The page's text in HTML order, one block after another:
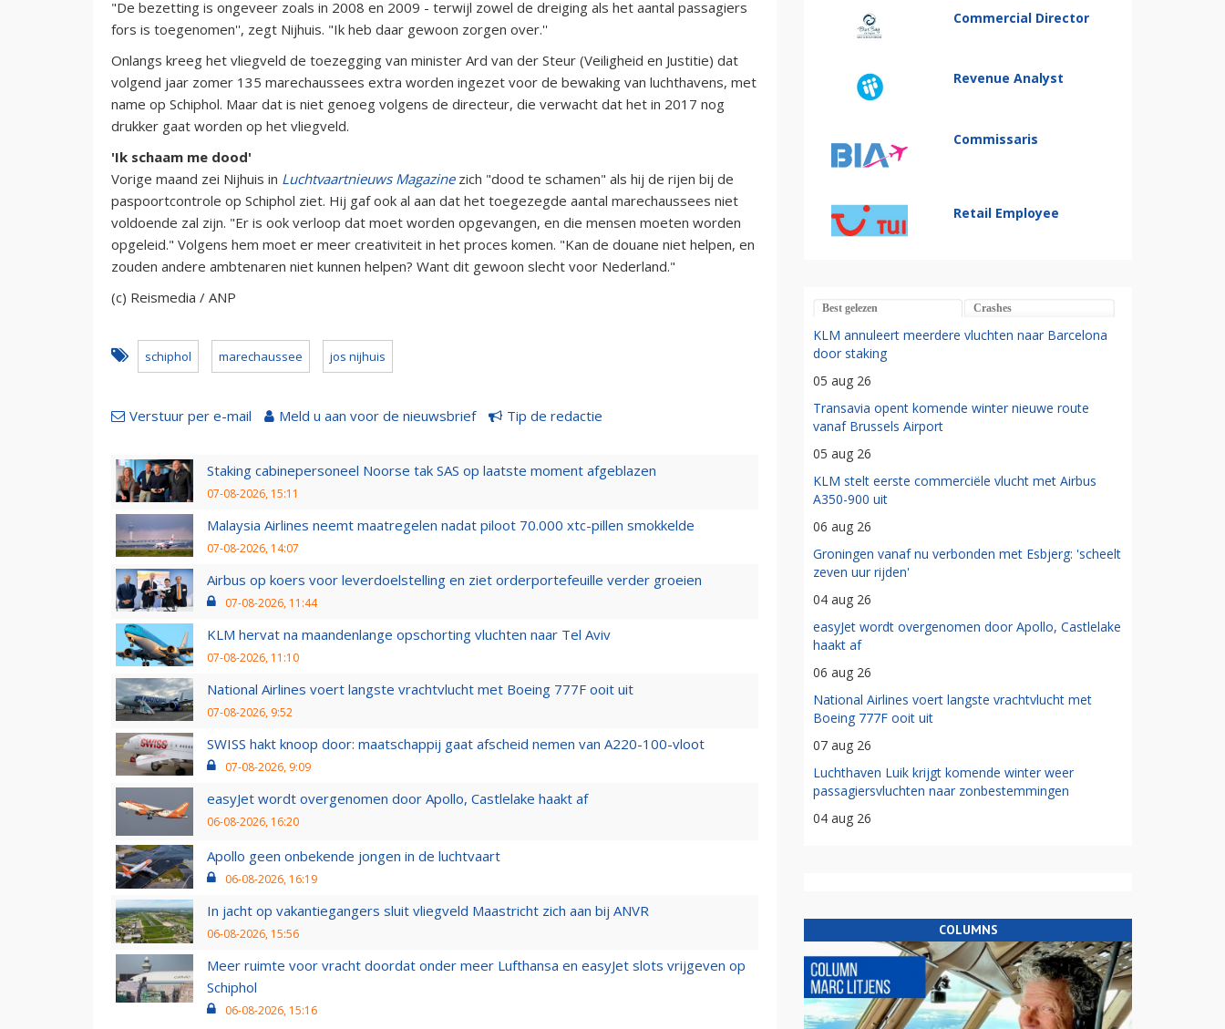
"De bezetting is ongeveer zoals in 2008 en 2009 - terwijl zowel de dreiging als het aantal passagiers
fors is toegenomen'', zegt Nijhuis. "Ik heb daar gewoon zorgen over.''
Onlangs kreeg het vliegveld de toezegging van minister Ard van der Steur (Veiligheid en Justitie) dat
volgend jaar zomer 135 marechaussees extra worden ingezet voor de bewaking van luchthavens, met
name op Schiphol. Maar dat is niet genoeg volgens de directeur, die verwacht dat het in 2017 nog
drukker gaat worden op het vliegveld.
'Ik schaam me dood'
Vorige maand zei Nijhuis in Luchtvaartnieuws Magazinezich "dood te schamen" als hij de rijen bij de
paspoortcontrole op Schiphol ziet. Hij gaf ook al aan dat het toegezegde aantal marechaussees niet
voldoende zal zijn. "Er is ook verloop dat moet worden opgevangen, en die mensen moeten worden
opgeleid." Volgens hem moet er meer creativiteit in het proces komen. "Kan de douane niet helpen, en
zouden andere ambtenaren niet kunnen helpen? Want dit gewoon slecht voor Nederland."
(c) Reismedia / ANP
schiphol marechaussee jos nijhuis
Verstuur per e-mail Meld u aan voor de nieuwsbrief Tip de redactie
Staking cabinepersoneel Noorse tak SAS op laatste moment afgeblazen
07-08-2026, 15:11
Malaysia Airlines neemt maatregelen nadat piloot 70.000 xtc-pillen smokkelde
07-08-2026, 14:07
Airbus op koers voor leverdoelstelling en ziet orderportefeuille verder groeien
07-08-2026, 11:44
KLM hervat na maandenlange opschorting vluchten naar Tel Aviv
07-08-2026, 11:10
National Airlines voert langste vrachtvlucht met Boeing 777F ooit uit
07-08-2026, 9:52
SWISS hakt knoop door: maatschappij gaat afscheid nemen van A220-100-vloot
07-08-2026, 9:09
easyJet wordt overgenomen door Apollo, Castlelake haakt af
06-08-2026, 16:20
Apollo geen onbekende jongen in de luchtvaart
06-08-2026, 16:19
In jacht op vakantiegangers sluit vliegveld Maastricht zich aan bij ANVR
06-08-2026, 15:56
Meer ruimte voor vracht doordat onder meer Lufthansa en easyJet slots vrijgeven op
Schiphol
06-08-2026, 15:16
Commercial Director
Revenue Analyst
Commissaris
Retail Employee
Best gelezen Crashes
KLM annuleert meerdere vluchten naar Barcelona
door staking
05 aug 26
Transavia opent komende winter nieuwe route
vanaf Brussels Airport
05 aug 26
KLM stelt eerste commerciële vlucht met Airbus
A350-900 uit
06 aug 26
Groningen vanaf nu verbonden met Esbjerg: 'scheelt
zeven uur rijden'
04 aug 26
easyJet wordt overgenomen door Apollo, Castlelake
haakt af
06 aug 26
National Airlines voert langste vrachtvlucht met
Boeing 777F ooit uit
07 aug 26
Luchthaven Luik krijgt komende winter weer
passagiersvluchten naar zonbestemmingen
04 aug 26
COLUMNS